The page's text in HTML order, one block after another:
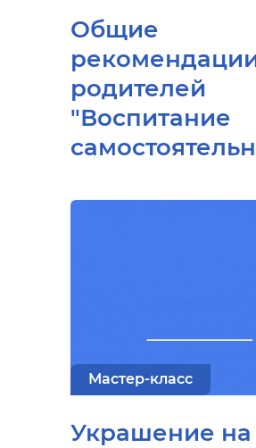
Общие
родителей
"Воспитание
Мастер-класс
Украшение на